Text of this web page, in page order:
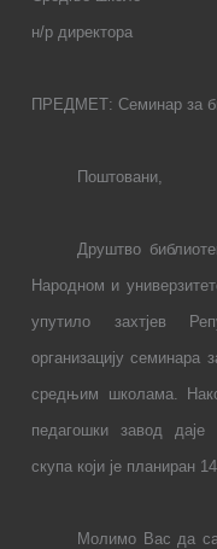
н/р директора
ПРЕДМЕТ: Семинар за
Поштовани,
Друштво
Народном и
упутило захтјев
организацију семинара
средњим школама.
педагошки завод даје
скупа који је планиран
Молимо Вас да са